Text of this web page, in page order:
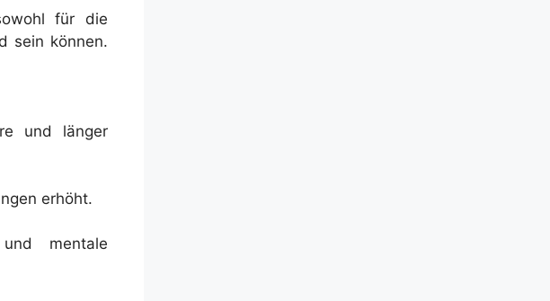
für die
sein können.
und länger
erhöht.
mentale